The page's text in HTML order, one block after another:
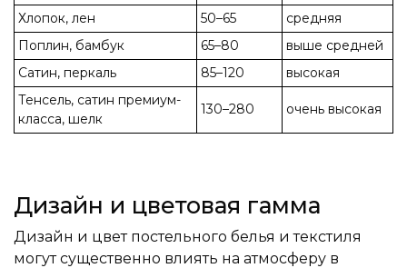
Хлопок, лен
50–65
средняя
Поплин, бамбук
65–80
выше средней
Сатин, перкаль
85–120
высокая
Тенсель, сатин премиум-
класса, шелк
130–280 очень высокая
Дизайн и цветовая гамма
Дизайн и цвет постельного белья и текстиля
могут существенно влиять на атмосферу в